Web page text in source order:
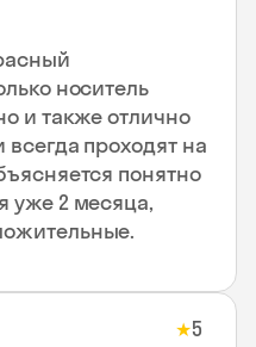
носитель
и также отлично
проходят на
понятно
уже 2 месяца,
★5